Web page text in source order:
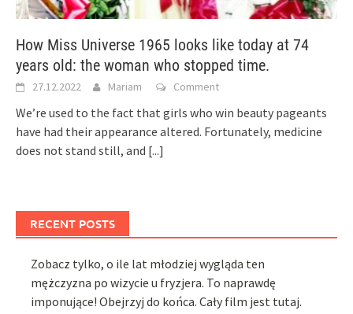
How Miss Universe 1965 looks like today at 74
years old: the woman who stopped time.
27.12.2022 Mariam Comment
We’re used to the fact that girls who win beauty pageants
have had their appearance altered. Fortunately, medicine
does not stand still, and [...]
RECENT POSTS
Zobacz tylko, o ile lat młodziej wygląda ten
mężczyzna po wizycie u fryzjera. To naprawdę
imponujące! Obejrzyj do końca. Cały film jest tutaj.